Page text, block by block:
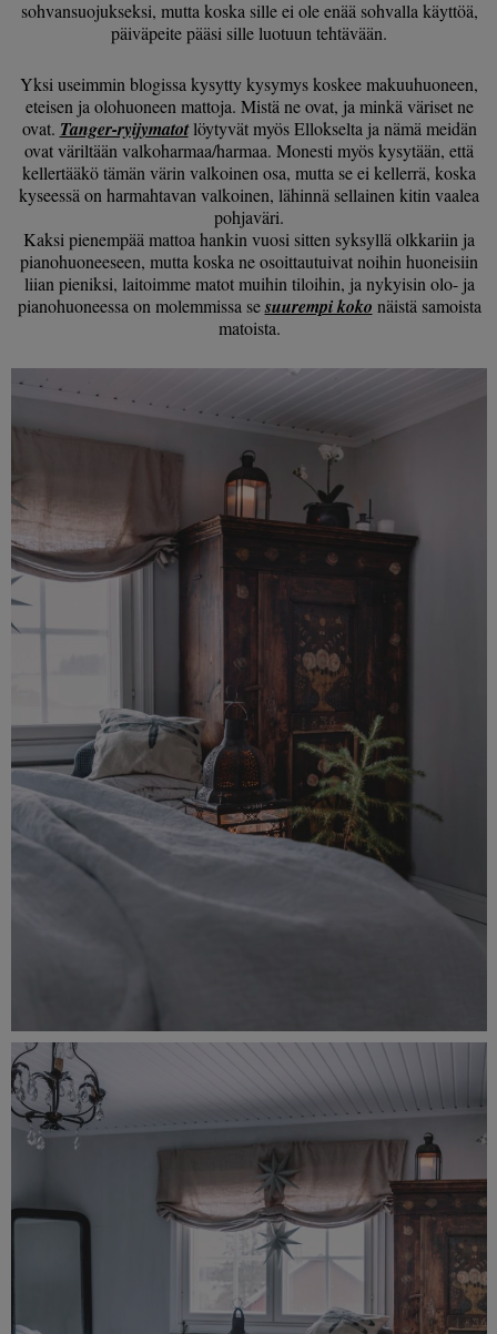
sohvansuojukseksi, mutta koska sille ei ole enää sohvalla käyttöä,
päiväpeite pääsi sille luotuun tehtävään.
Yksi useimmin blogissa kysytty kysymys koskee makuuhuoneen,
eteisen ja olohuoneen mattoja. Mistä ne ovat, ja minkä väriset ne
ovat. Tanger-ryijymatotlöytyvät myös Ellokselta ja nämä meidän
ovat väriltään valkoharmaa/harmaa. Monesti myös kysytään, että
kellertääkö tämän värin valkoinen osa, mutta se ei kellerrä, koska
kyseessä on harmahtavan valkoinen, lähinnä sellainen kitin vaalea
pohjaväri.
Kaksi pienempää mattoa hankin vuosi sitten syksyllä olkkariin ja
pianohuoneeseen, mutta koska ne osoittautuivat noihin huoneisiin
liian pieniksi, laitoimme matot muihin tiloihin, ja nykyisin olo- ja
pianohuoneessa on molemmissa sesuurempi koko näistä samoista
matoista.